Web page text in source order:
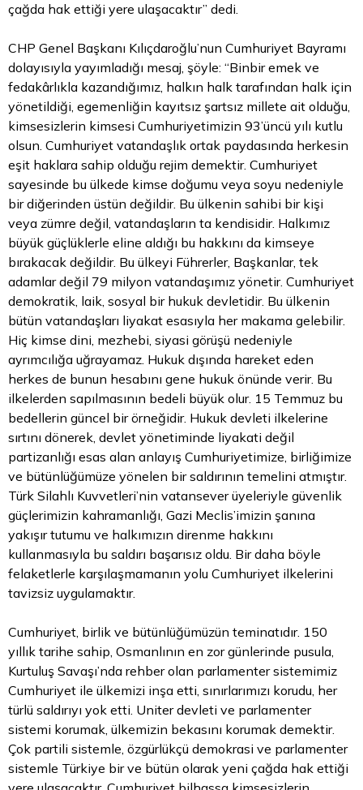
çağda hak ettiği yere ulaşacaktır” dedi.
CHP Genel Başkanı Kılıçdaroğlu’nun Cumhuriyet Bayramı
dolayısıyla yayımladığı mesaj, şöyle: “Binbir emek ve
fedakârlıkla kazandığımız, halkın halk tarafından halk için
yönetildiği, egemenliğin kayıtsız şartsız millete ait olduğu,
kimsesizlerin kimsesi Cumhuriyetimizin 93’üncü yılı kutlu
olsun. Cumhuriyet vatandaşlık ortak paydasında herkesin
eşit haklara sahip olduğu rejim demektir. Cumhuriyet
sayesinde bu ülkede kimse doğumu veya soyu nedeniyle
bir diğerinden üstün değildir. Bu ülkenin sahibi bir kişi
veya zümre değil, vatandaşların ta kendisidir. Halkımız
büyük güçlüklerle eline aldığı bu hakkını da kimseye
bırakacak değildir. Bu ülkeyi Führerler, Başkanlar, tek
adamlar değil 79 milyon vatandaşımız yönetir. Cumhuriyet
demokratik, laik, sosyal bir hukuk devletidir. Bu ülkenin
bütün vatandaşları liyakat esasıyla her makama gelebilir.
Hiç kimse dini, mezhebi, siyasi görüşü nedeniyle
ayrımcılığa uğrayamaz. Hukuk dışında hareket eden
herkes de bunun hesabını gene hukuk önünde verir. Bu
ilkelerden sapılmasının bedeli büyük olur. 15 Temmuz bu
bedellerin güncel bir örneğidir. Hukuk devleti ilkelerine
sırtını dönerek, devlet yönetiminde liyakati değil
partizanlığı esas alan anlayış Cumhuriyetimize, birliğimize
ve bütünlüğümüze yönelen bir saldırının temelini atmıştır.
Türk Silahlı Kuvvetleri’nin vatansever üyeleriyle güvenlik
güçlerimizin kahramanlığı, Gazi Meclis’imizin şanına
yakışır tutumu ve halkımızın direnme hakkını
kullanmasıyla bu saldırı başarısız oldu. Bir daha böyle
felaketlerle karşılaşmamanın yolu Cumhuriyet ilkelerini
tavizsiz uygulamaktır.
Cumhuriyet, birlik ve bütünlüğümüzün teminatıdır. 150
yıllık tarihe sahip, Osmanlının en zor günlerinde pusula,
Kurtuluş Savaşı’nda rehber olan parlamenter sistemimiz
Cumhuriyet ile ülkemizi inşa etti, sınırlarımızı korudu, her
türlü saldırıyı yok etti. Uniter devleti ve parlamenter
sistemi korumak, ülkemizin bekasını korumak demektir.
Çok partili sistemle, özgürlükçü demokrasi ve parlamenter
sistemle Türkiye bir ve bütün olarak yeni çağda hak ettiği